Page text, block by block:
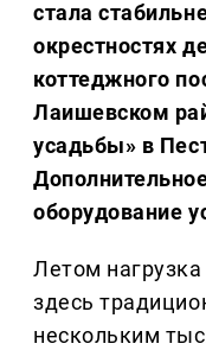
стала
окрестностях
коттеджного
Лаишевском
усадьбы» в
оборудование
Летом нагрузка
здесь
нескольким